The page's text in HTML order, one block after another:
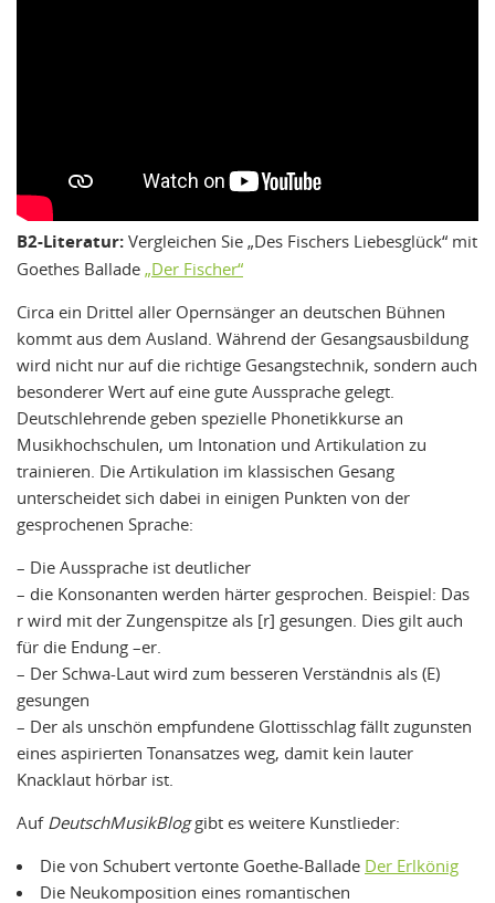
B2-Literatur: Vergleichen Sie „Des Fischers Liebesglück“ mit
Goethes Ballade „Der Fischer“
Circa ein Drittel aller Opernsänger an deutschen Bühnen
kommt aus dem Ausland. Während der Gesangsausbildung
wird nicht nur auf die richtige Gesangstechnik, sondern auch
besonderer Wert auf eine gute Aussprache gelegt.
Deutschlehrende geben spezielle Phonetikkurse an
Musikhochschulen, um Intonation und Artikulation zu
trainieren. Die Artikulation im klassischen Gesang
unterscheidet sich dabei in einigen Punkten von der
gesprochenen Sprache:
– Die Aussprache ist deutlicher
– die Konsonanten werden härter gesprochen. Beispiel: Das
r wird mit der Zungenspitze als [r] gesungen. Dies gilt auch
für die Endung –er.
– Der Schwa-Laut wird zum besseren Verständnis als (E)
gesungen
– Der als unschön empfundene Glottisschlag fällt zugunsten
eines aspirierten Tonansatzes weg, damit kein lauter
Knacklaut hörbar ist.
Auf DeutschMusikBloggibt es weitere Kunstlieder:
Die von Schubert vertonte Goethe-Ballade Der Erlkönig
Die Neukomposition eines romantischen